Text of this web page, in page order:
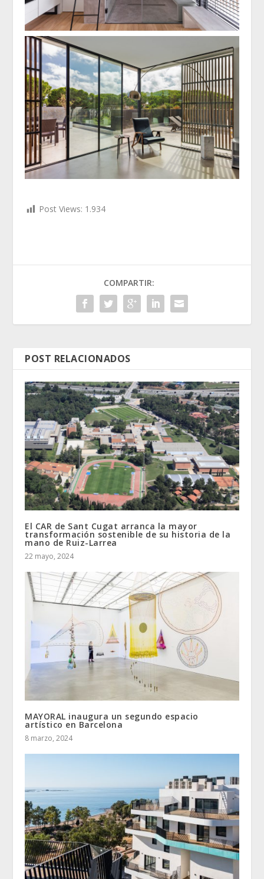
Post Views: 1.934
COMPARTIR:
POST RELACIONADOS
El CAR de Sant Cugat arranca la mayor
transformación sostenible de su historia de la
mano de Ruiz-Larrea
22 mayo, 2024
MAYORAL inaugura un segundo espacio
artístico en Barcelona
8 marzo, 2024